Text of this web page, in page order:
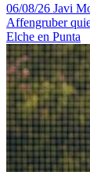
06/08/26 Javi
Affengruber
Elche en Punta